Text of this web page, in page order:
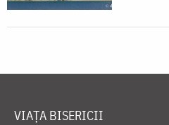
VIAȚA BISERICII